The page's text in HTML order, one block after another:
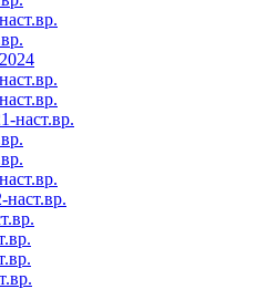
наст.вр.
наст.вр.